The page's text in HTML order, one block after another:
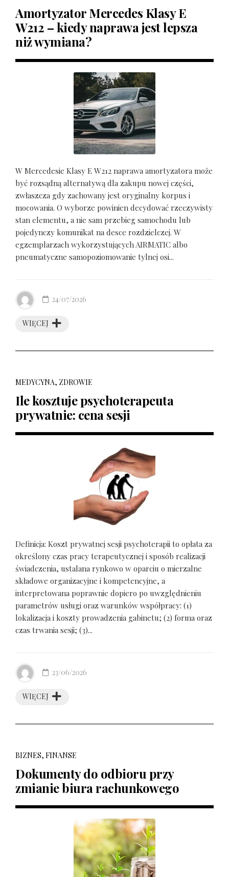
Amortyzator Mercedes Klasy E
W212 – kiedy naprawa jest lepsza
niż wymiana?
W Mercedesie Klasy E W212 naprawa amortyzatora może
być rozsądną alternatywą dla zakupu nowej części,
zwłaszcza gdy zachowany jest oryginalny korpus i
mocowania. O wyborze powinien decydować rzeczywisty
stan elementu, a nie sam przebieg samochodu lub
pojedynczy komunikat na desce rozdzielczej. W
egzemplarzach wykorzystujących AIRMATIC albo
pneumatyczne samopoziomowanie tylnej osi...
WIĘCEJ
24/07/2026
MEDYCYNA, ZDROWIE
Ile kosztuje psychoterapeuta
prywatnie: cena sesji
Definicja: Koszt prywatnej sesji psychoterapii to opłata za
określony czas pracy terapeutycznej i sposób realizacji
świadczenia, ustalana rynkowo w oparciu o mierzalne
składowe organizacyjne i kompetencyjne, a
interpretowana poprawnie dopiero po uwzględnieniu
parametrów usługi oraz warunków współpracy: (1)
lokalizacja i koszty prowadzenia gabinetu; (2) forma oraz
czas trwania sesji; (3)...
WIĘCEJ
23/06/2026
BIZNES, FINANSE
Dokumenty do odbioru przy
zmianie biura rachunkowego